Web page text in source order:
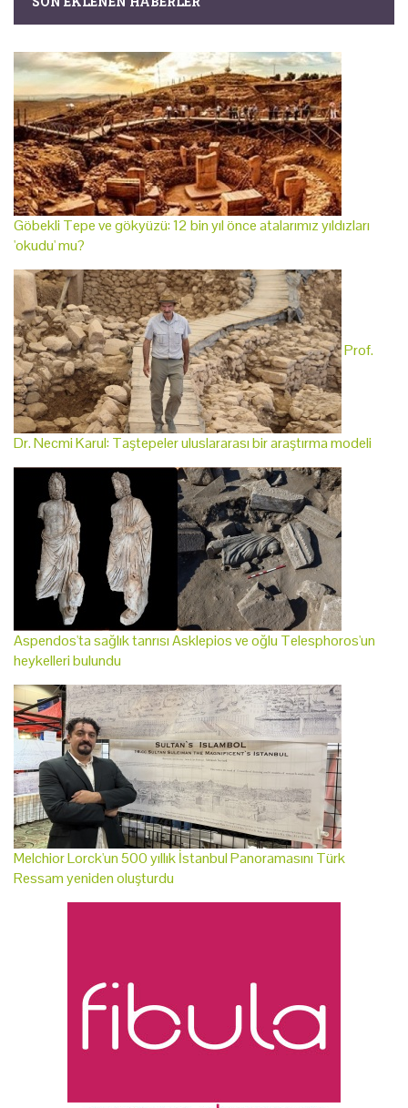
Göbekli Tepe ve gökyüzü: 12 bin yıl önce atalarımız yıldızları
'okudu' mu?
Prof.
Dr. Necmi Karul: Taştepeler uluslararası bir araştırma modeli
Aspendos'ta sağlık tanrısı Asklepios ve oğlu Telesphoros'un
heykelleri bulundu
Melchior Lorck'un 500 yıllık İstanbul Panoramasını Türk
Ressam yeniden oluşturdu